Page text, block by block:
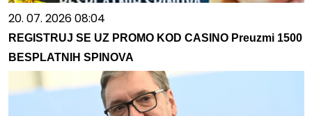
20. 07. 2026 08:04
REGISTRUJ SE UZ PROMO KOD CASINO Preuzmi 1500
BESPLATNIH SPINOVA